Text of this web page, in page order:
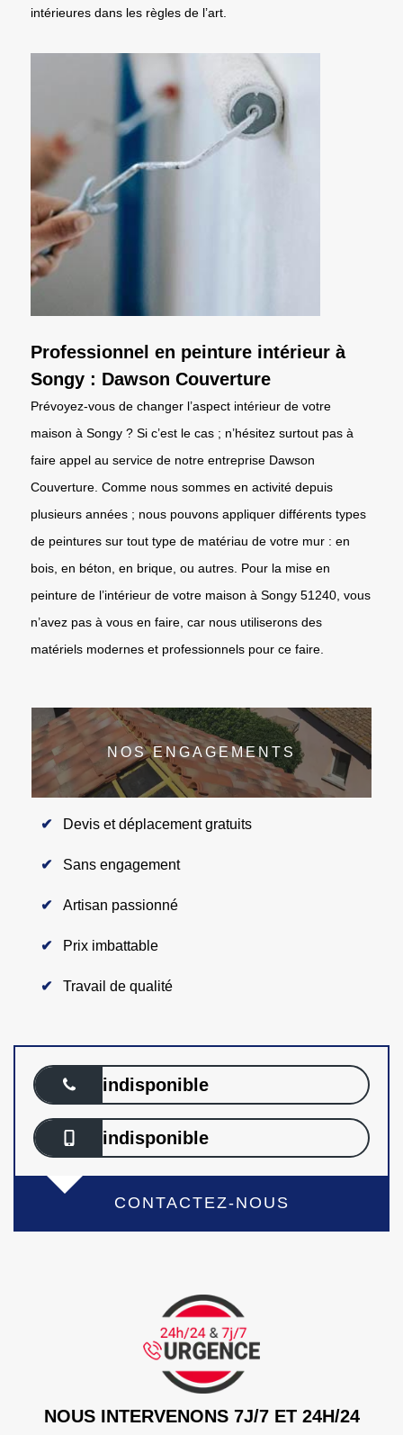
intérieures dans les règles de l’art.
Professionnel en peinture intérieur à
Songy : Dawson Couverture
Prévoyez-vous de changer l’aspect intérieur de votre
maison à Songy ? Si c’est le cas ; n’hésitez surtout pas à
faire appel au service de notre entreprise Dawson
Couverture. Comme nous sommes en activité depuis
plusieurs années ; nous pouvons appliquer différents types
de peintures sur tout type de matériau de votre mur : en
bois, en béton, en brique, ou autres. Pour la mise en
peinture de l’intérieur de votre maison à Songy 51240, vous
n’avez pas à vous en faire, car nous utiliserons des
matériels modernes et professionnels pour ce faire.
NOS ENGAGEMENTS
Devis et déplacement gratuits
Sans engagement
Artisan passionné
Prix imbattable
Travail de qualité
indisponible
indisponible
CONTACTEZ-NOUS
NOUS INTERVENONS 7J/7 ET 24H/24